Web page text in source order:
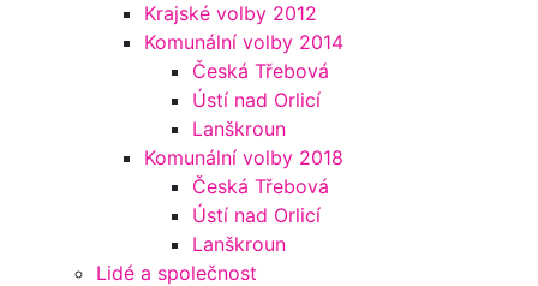
Krajské volby 2012
Komunální volby 2014
Česká Třebová
Ústí nad Orlicí
Lanškroun
Komunální volby 2018
Česká Třebová
Ústí nad Orlicí
Lanškroun
Lidé a společnost